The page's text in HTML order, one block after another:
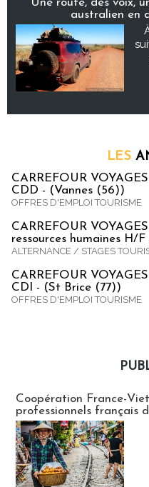
Une route, des voix,
australien en
LES
CARREFOUR
CDD - (Vannes (56))
OFFRES D'EMPLOI TOURISME
CARREFOUR
ressources humaines H/
ALTERNANCE / STAGES
CARREFOUR
CDI - (St Brice (77))
OFFRES D'EMPLOI TOURISME
Coopération France-
professionnels français